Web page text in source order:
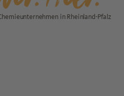
in Rheinland-Pfalz